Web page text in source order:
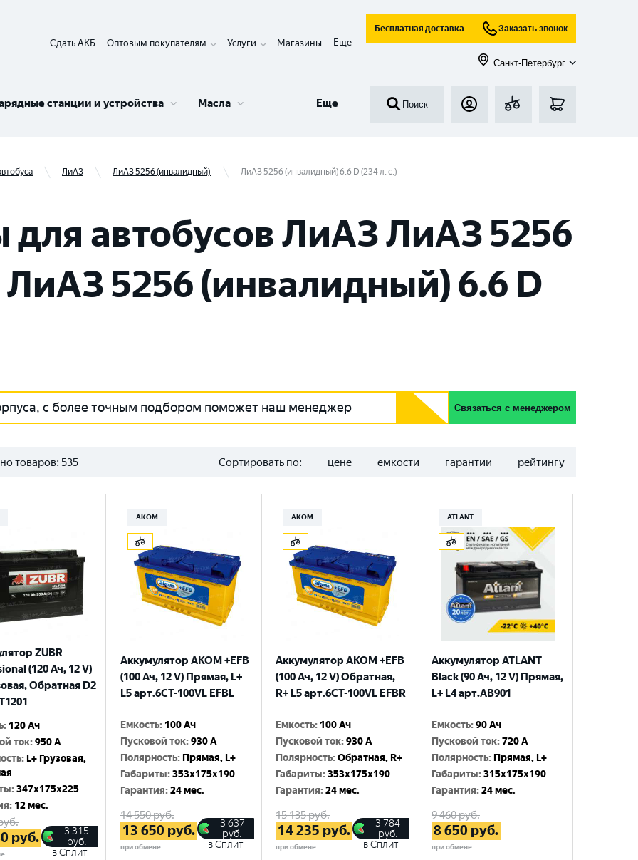
Сдать АКБ Оптовым покупателям Услуги Магазины Еще
Бесплатная доставка Заказать звонок
Санкт-Петербург
станции и устройства Масла Еще Поиск
ЛиАЗ ЛиАЗ 5256 (инвалидный) ЛиАЗ 5256 (инвалидный) 6.6 D (234 л. с.)
автобусов ЛиАЗ ЛиАЗ 5256
5256 (инвалидный) 6.6 D
с более точным подбором поможет наш менеджер Связаться с менеджером
товаров: 535 Сортировать по: цене емкости гарантии рейтингу
ZUBR
(120 Ач, 12 V)
Обратная D2
: 120 Ач
ток:950 A
: L+ Грузовая,
:347x175x225
: 12 мес.
руб.
3 315
руб.
в Сплит
АКОМ
Аккумулятор AKOM +EFB
(100 Ач, 12 V) Прямая, L+
L5 арт.6СТ-100VL EFBL
Емкость: 100 Ач
Пусковой ток:930 A
Полярность: Прямая, L+
Габариты:353x175x190
Гарантия:24 мес.
14 550руб.
13 650 руб.
при обмене
3 637
руб.
в Сплит
АКОМ
Аккумулятор AKOM +EFB
(100 Ач, 12 V) Обратная,
R+ L5 арт.6СТ-100VL EFBR
Емкость: 100 Ач
Пусковой ток:930 A
Полярность:Обратная, R+
Габариты:353x175x190
Гарантия:24 мес.
15 135руб.
14 235 руб.
при обмене
3 784
руб.
в Сплит
ATLANT
Аккумулятор ATLANT
Black (90 Ач, 12 V) Прямая,
L+ L4 арт.AB901
Емкость:90 Ач
Пусковой ток:720 A
Полярность: Прямая, L+
Габариты:315x175x190
Гарантия:24 мес.
9 460руб.
8 650 руб.
при обмене